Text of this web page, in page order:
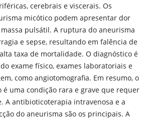
cerebrais e viscerais. Os
micótico podem apresentar dor
pulsátil. A ruptura do aneurisma
e sepse, resultando em falência de
taxa de mortalidade. O diagnóstico é
exame físico, exames laboratoriais e
como angiotomografia. Em resumo, o
é uma condição rara e grave que requer
A antibioticoterapia intravenosa e a
do aneurisma são os principais. A